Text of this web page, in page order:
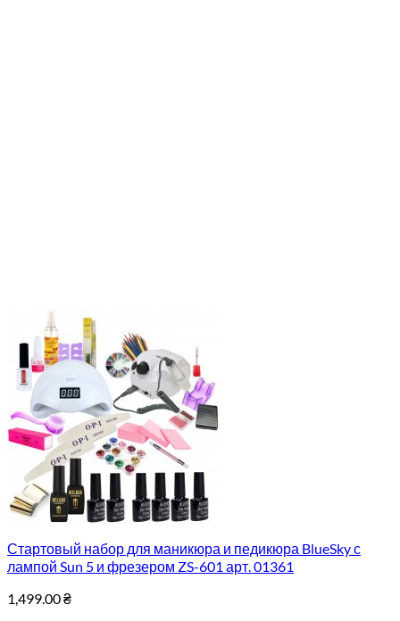
Стартовый набор для маникюра и педикюра BlueSky с
лампой Sun 5 и фрезером ZS-601 арт. 01361
1,499.00₴